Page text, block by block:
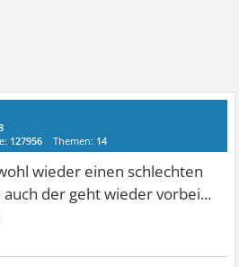
127956 Themen: 14
wieder einen schlechten
der geht wieder vorbei...